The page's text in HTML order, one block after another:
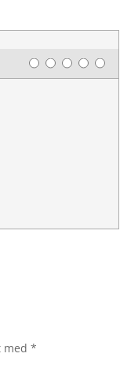
Rating1 star2 stars3 stars4 stars
med *